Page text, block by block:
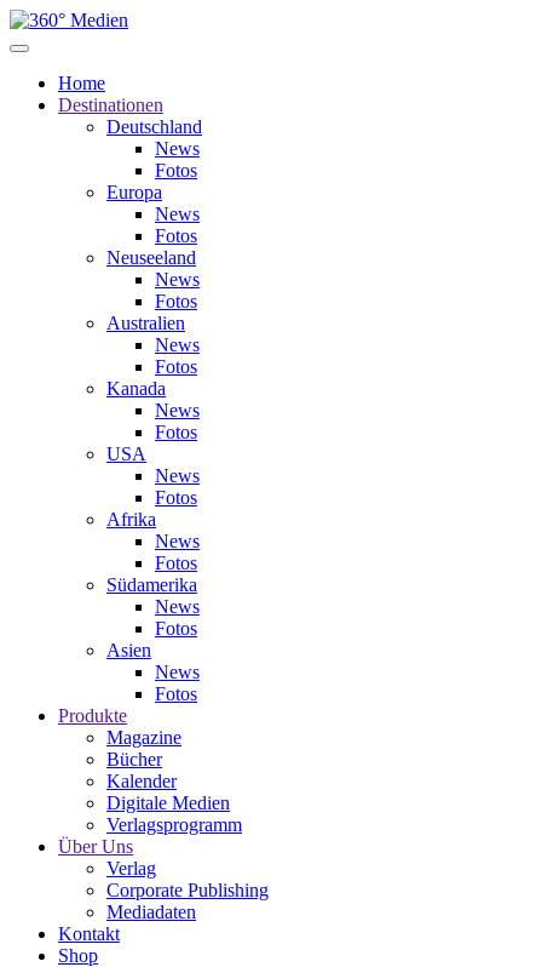
Home
Destinationen
Deutschland
News
Fotos
Europa
News
Fotos
Neuseeland
News
Fotos
Australien
News
Fotos
Kanada
News
Fotos
USA
News
Fotos
Afrika
News
Fotos
Südamerika
News
Fotos
Asien
News
Fotos
Produkte
Magazine
Bücher
Kalender
Digitale Medien
Verlagsprogramm
Über Uns
Verlag
Corporate Publishing
Mediadaten
Kontakt
Shop